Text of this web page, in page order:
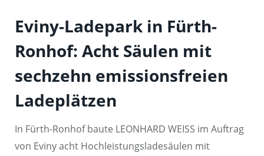
Eviny-Ladepark in Fürth-
Ronhof: Acht Säulen mit
sechzehn emissionsfreien
Ladeplätzen
In Fürth-Ronhof baute LEONHARD WEISS im Auftrag
von Eviny acht Hochleistungsladesäulen mit